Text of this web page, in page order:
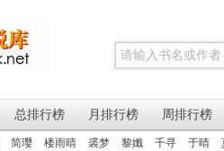
总排行榜 月排行榜 周排行榜
简璎 楼雨晴 裘梦 黎孅 千寻 于晴